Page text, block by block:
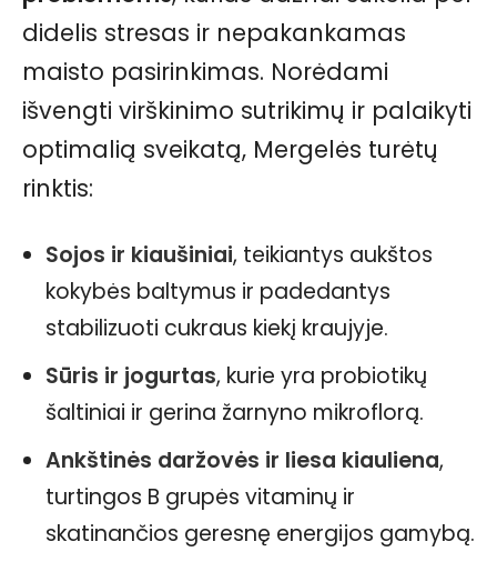
didelis stresas ir nepakankamas
maisto pasirinkimas. Norėdami
išvengti virškinimo sutrikimų ir palaikyti
optimalią sveikatą, Mergelės turėtų
rinktis:
Sojos ir kiaušiniai, teikiantys aukštos
kokybės baltymus ir padedantys
stabilizuoti cukraus kiekį kraujyje.
Sūris ir jogurtas, kurie yra probiotikų
šaltiniai ir gerina žarnyno mikroflorą.
Ankštinės daržovės ir liesa kiauliena,
turtingos B grupės vitaminų ir
skatinančios geresnę energijos gamybą.